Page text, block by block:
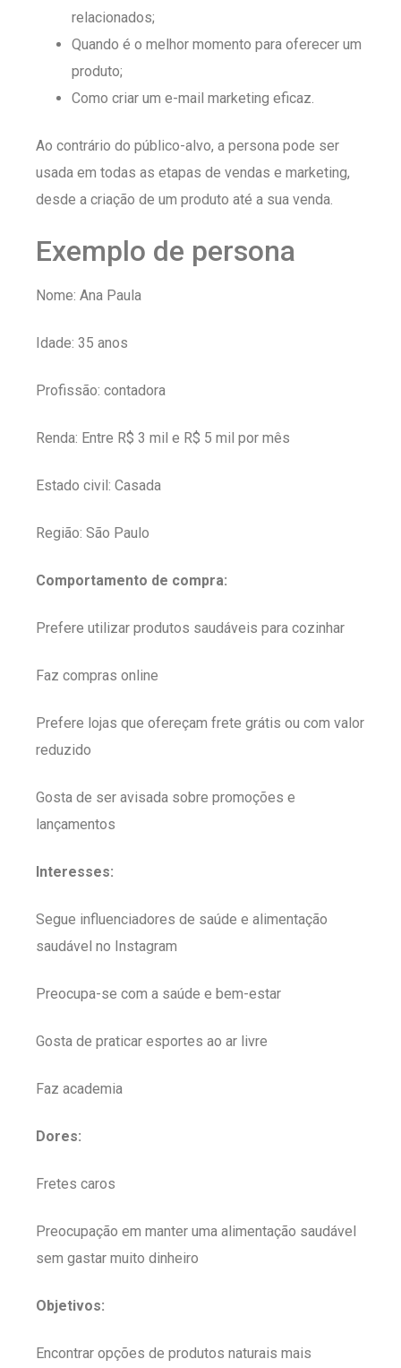
relacionados;
Quando é o melhor momento para oferecer um
produto;
Como criar um e-mail marketing eficaz.
Ao contrário do público-alvo, a persona pode ser
usada em todas as etapas de vendas e marketing,
desde a criação de um produto até a sua venda.
Exemplo de persona
Nome: Ana Paula
Idade: 35 anos
Profissão: contadora
Renda: Entre R$ 3 mil e R$ 5 mil por mês
Estado civil: Casada
Região: São Paulo
Comportamento de compra:
Prefere utilizar produtos saudáveis para cozinhar
Faz compras online
Prefere lojas que ofereçam frete grátis ou com valor
reduzido
Gosta de ser avisada sobre promoções e
lançamentos
Interesses:
Segue influenciadores de saúde e alimentação
saudável no Instagram
Preocupa-se com a saúde e bem-estar
Gosta de praticar esportes ao ar livre
Faz academia
Dores:
Fretes caros
Preocupação em manter uma alimentação saudável
sem gastar muito dinheiro
Objetivos:
Encontrar opções de produtos naturais mais